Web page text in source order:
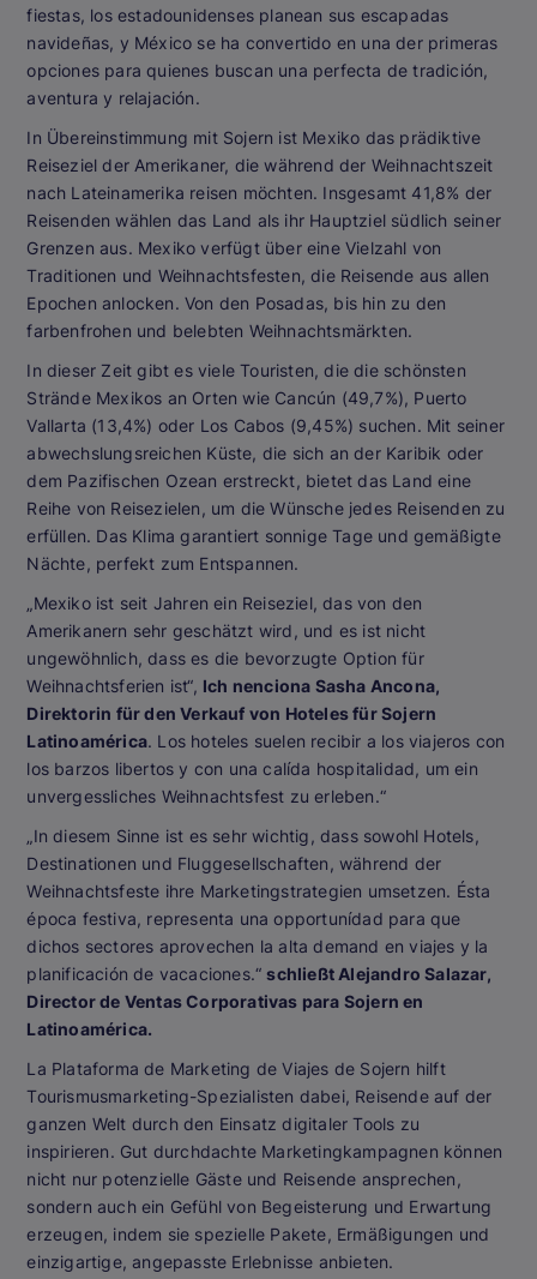
fiestas, los estadounidenses planean sus escapadas
navideñas, y México se ha convertido en una der primeras
opciones para quienes buscan una perfecta de tradición,
aventura y relajación.
In Übereinstimmung mit Sojern ist Mexiko das prädiktive
Reiseziel der Amerikaner, die während der Weihnachtszeit
nach Lateinamerika reisen möchten. Insgesamt 41,8% der
Reisenden wählen das Land als ihr Hauptziel südlich seiner
Grenzen aus. Mexiko verfügt über eine Vielzahl von
Traditionen und Weihnachtsfesten, die Reisende aus allen
Epochen anlocken. Von den Posadas, bis hin zu den
farbenfrohen und belebten Weihnachtsmärkten.
In dieser Zeit gibt es viele Touristen, die die schönsten
Strände Mexikos an Orten wie Cancún (49,7%), Puerto
Vallarta (13,4%) oder Los Cabos (9,45%) suchen. Mit seiner
abwechslungsreichen Küste, die sich an der Karibik oder
dem Pazifischen Ozean erstreckt, bietet das Land eine
Reihe von Reisezielen, um die Wünsche jedes Reisenden zu
erfüllen. Das Klima garantiert sonnige Tage und gemäßigte
Nächte, perfekt zum Entspannen.
„Mexiko ist seit Jahren ein Reiseziel, das von den
Amerikanern sehr geschätzt wird, und es ist nicht
ungewöhnlich, dass es die bevorzugte Option für
Weihnachtsferien ist“, Ich nenciona Sasha Ancona,
Direktorin für den Verkauf von Hoteles für Sojern
Latinoamérica. Los hoteles suelen recibir a los viajeros con
los barzos libertos y con una calída hospitalidad, um ein
unvergessliches Weihnachtsfest zu erleben.“
„In diesem Sinne ist es sehr wichtig, dass sowohl Hotels,
Destinationen und Fluggesellschaften, während der
Weihnachtsfeste ihre Marketingstrategien umsetzen. Ésta
época festiva, representa una opportunídad para que
dichos sectores aprovechen la alta demand en viajes y la
planificación de vacaciones.“schließt Alejandro Salazar,
Director de Ventas Corporativas para Sojern en
Latinoamérica.
La Plataforma de Marketing de Viajes de Sojern hilft
Tourismusmarketing-Spezialisten dabei, Reisende auf der
ganzen Welt durch den Einsatz digitaler Tools zu
inspirieren. Gut durchdachte Marketingkampagnen können
nicht nur potenzielle Gäste und Reisende ansprechen,
sondern auch ein Gefühl von Begeisterung und Erwartung
erzeugen, indem sie spezielle Pakete, Ermäßigungen und
einzigartige, angepasste Erlebnisse anbieten.